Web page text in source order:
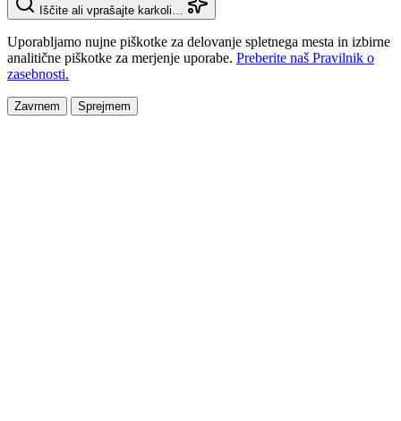
Iščite ali vprašajte karkoli…
Uporabljamo nujne piškotke za delovanje spletnega mesta in izbirne
analitične piškotke za merjenje uporabe. Preberite naš Pravilnik o
zasebnosti.
Zavrnem Sprejmem